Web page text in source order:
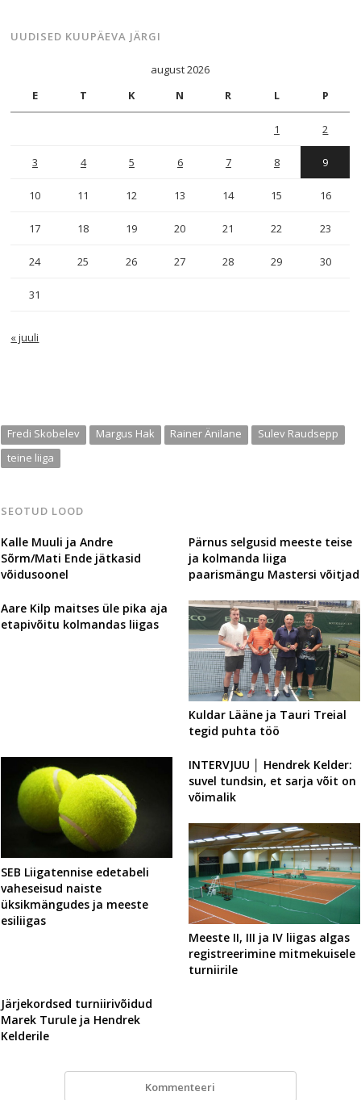
UUDISED KUUPÄEVA JÄRGI
august 2026
E
T K N R L P
1 2
3 4 5 6 7 8 9
10 11 12 13 14 15 16
17 18 19 20 21 22 23
24 25 26 27 28 29 30
31
« juuli
Fredi Skobelev Margus Hak Rainer Änilane
Sulev Raudsepp
teine liiga
SEOTUD LOOD
Kalle Muuli ja Andre
Sõrm/Mati Ende jätkasid
võidusoonel
Pärnus selgusid meeste teise
ja kolmanda liiga
paarismängu Mastersi võitjad
Aare Kilp maitses üle pika aja
etapivõitu kolmandas liigas
Kuldar Lääne ja Tauri Treial
tegid puhta töö
SEB Liigatennise edetabeli
vaheseisud naiste
üksikmängudes ja meeste
esiliigas
INTERVJUU │ Hendrek Kelder:
suvel tundsin, et sarja võit on
võimalik
Meeste II, III ja IV liigas algas
registreerimine mitmekuisele
turniirile
Järjekordsed turniirivõidud
Marek Turule ja Hendrek
Kelderile
Kommenteeri